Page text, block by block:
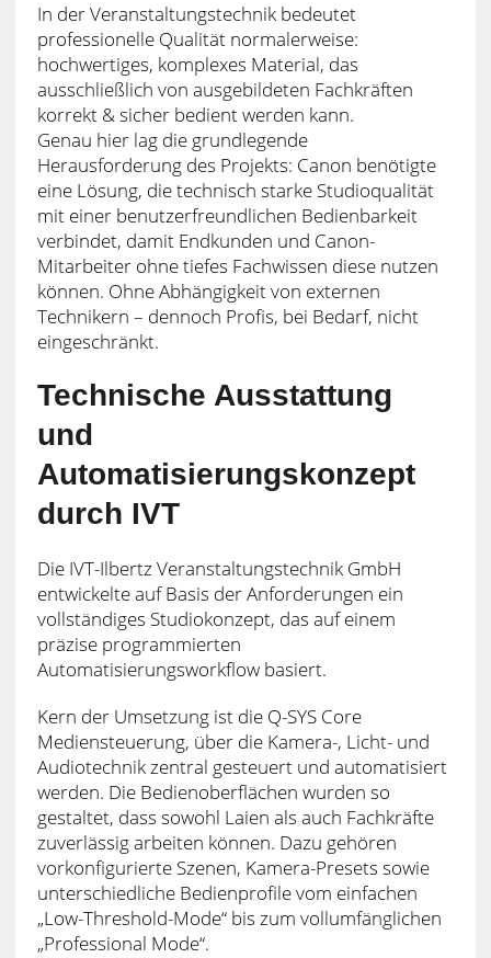
In der Veranstaltungstechnik bedeutet
professionelle Qualität normalerweise:
hochwertiges, komplexes Material, das
ausschließlich von ausgebildeten Fachkräften
korrekt & sicher bedient werden kann.
Genau hier lag die grundlegende
Herausforderung des Projekts: Canon benötigte
eine Lösung, die technisch starke Studioqualität
mit einer benutzerfreundlichen Bedienbarkeit
verbindet, damit Endkunden und Canon-
Mitarbeiter ohne tiefes Fachwissen diese nutzen
können. Ohne Abhängigkeit von externen
Technikern – dennoch Profis, bei Bedarf, nicht
eingeschränkt.
Technische Ausstattung
und
Automatisierungskonzept
durch IVT
Die IVT-Ilbertz Veranstaltungstechnik GmbH
entwickelte auf Basis der Anforderungen ein
vollständiges Studiokonzept, das auf einem
präzise programmierten
Automatisierungsworkflow basiert.
Kern der Umsetzung ist die Q-SYS Core
Mediensteuerung, über die Kamera-, Licht- und
Audiotechnik zentral gesteuert und automatisiert
werden. Die Bedienoberflächen wurden so
gestaltet, dass sowohl Laien als auch Fachkräfte
zuverlässig arbeiten können. Dazu gehören
vorkonfigurierte Szenen, Kamera-Presets sowie
unterschiedliche Bedienprofile vom einfachen
„Low-Threshold-Mode“ bis zum vollumfänglichen
„Professional Mode“.